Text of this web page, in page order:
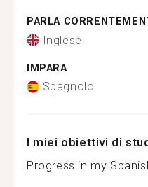
PARLA
Inglese
IMPARA
Spagnolo
I miei obiettivi di
Progress in my